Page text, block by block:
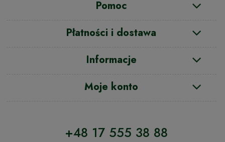
Pomoc
Płatności i dostawa
Informacje
Moje konto
+48 17 555 38 88